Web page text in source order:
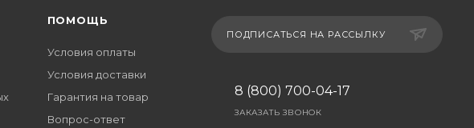
ПОМОЩЬ
Условия оплаты
Условия доставки
Гарантия на товар
Вопрос-ответ
ПОДПИСАТЬСЯ НА РАССЫЛКУ
8 (800) 700-04-17
ЗАКАЗАТЬ ЗВОНОК